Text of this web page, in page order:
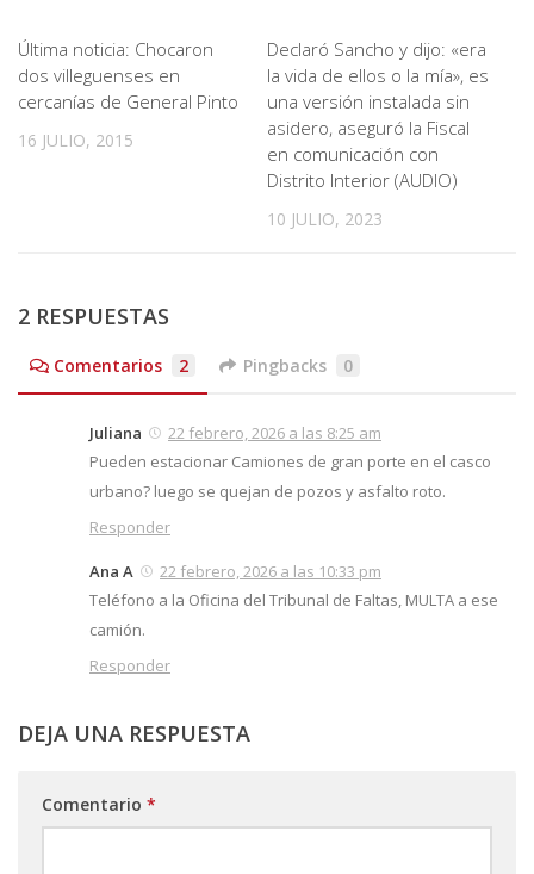
Última noticia: Chocaron
dos villeguenses en
cercanías de General Pinto
16 JULIO, 2015
Declaró Sancho y dijo: «era
la vida de ellos o la mía», es
una versión instalada sin
asidero, aseguró la Fiscal
en comunicación con
Distrito Interior (AUDIO)
10 JULIO, 2023
2 RESPUESTAS
Comentarios 2 Pingbacks 0
Juliana
22 febrero, 2026 a las 8:25 am
Pueden estacionar Camiones de gran porte en el casco
urbano? luego se quejan de pozos y asfalto roto.
Responder
Ana A
22 febrero, 2026 a las 10:33 pm
Teléfono a la Oficina del Tribunal de Faltas, MULTA a ese
camión.
Responder
DEJA UNA RESPUESTA
Comentario *